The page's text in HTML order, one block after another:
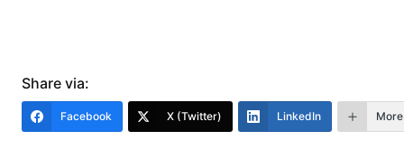
Share via:
Facebook X (Twitter) LinkedIn More